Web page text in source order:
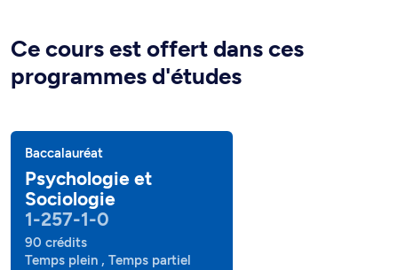
Ce cours est offert dans ces
programmes d'études
Baccalauréat
Psychologie et
Sociologie
1-257-1-0
90 crédits
Temps plein , Temps partiel